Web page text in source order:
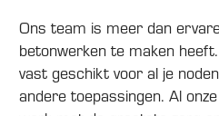
Ons team is meer dan
betonwerken te maken
vast geschikt voor al je
andere toepassingen. Al